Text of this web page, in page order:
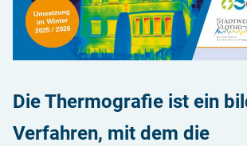
Die Thermografie ist ein
Verfahren, mit dem die